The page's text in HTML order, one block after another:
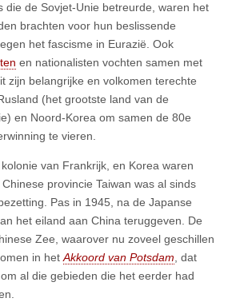
die de Sovjet-Unie betreurde, waren het
brachten voor hun beslissende
het fascisme in Eurazië. Ook
en nationalisten vochten samen met
zijn belangrijke en volkomen terechte
(het grootste land van de
en Noord-Korea om samen de 80e
te vieren.
van Frankrijk, en Korea waren
provincie Taiwan was al sinds
Pas in 1945, na de Japanse
het eiland aan China teruggeven. De
Zee, waarover nu zoveel geschillen
in hetAkkoord van Potsdam, dat
al die gebieden die het eerder had